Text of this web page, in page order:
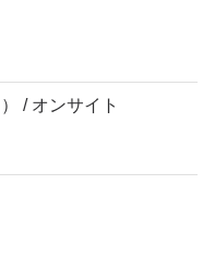
/ オンサイト